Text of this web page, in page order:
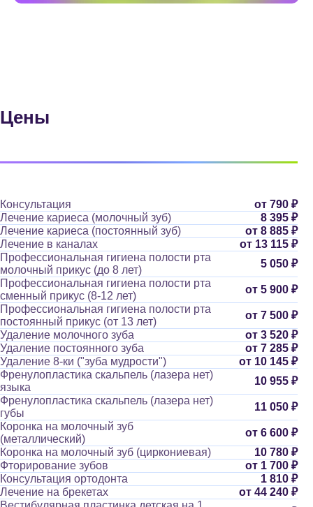
Цены
Консультация
от 790 ₽
Лечение кариеса (молочный зуб)
8 395 ₽
Лечение кариеса (постоянный зуб)
от 8 885 ₽
Лечение в каналах
от 13 115 ₽
Профессиональная гигиена полости рта
молочный прикус (до 8 лет)
5 050 ₽
Профессиональная гигиена полости рта
сменный прикус (8-12 лет)
от 5 900 ₽
Профессиональная гигиена полости рта
постоянный прикус (от 13 лет)
от 7 500 ₽
Удаление молочного зуба
от 3 520 ₽
Удаление постоянного зуба
от 7 285 ₽
Удаление 8-ки ("зуба мудрости")
от 10 145 ₽
Френулопластика скальпель (лазера нет)
языка
10 955 ₽
Френулопластика скальпель (лазера нет)
губы
11 050 ₽
Коронка на молочный зуб
(металлический)
от 6 600 ₽
Коронка на молочный зуб (циркониевая)
10 780 ₽
Фторирование зубов
от 1 700 ₽
Консультация ортодонта
1 810 ₽
Лечение на брекетах
от 44 240 ₽